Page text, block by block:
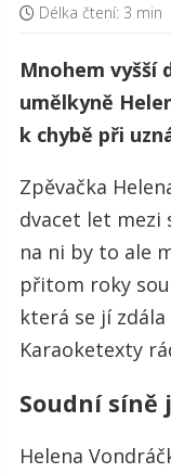
Délka čtení: 3 min
Mnohem vyšší
umělkyně
k chybě při
Zpěvačka
dvacet let mezi
na ni by to ale
přitom roky
která se jí
Karaoketexty
Soudní síně
Helena